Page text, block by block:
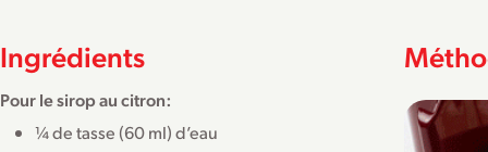
Ingrédients
Pour le sirop au citron:
¼ de tasse (60 ml) d’eau